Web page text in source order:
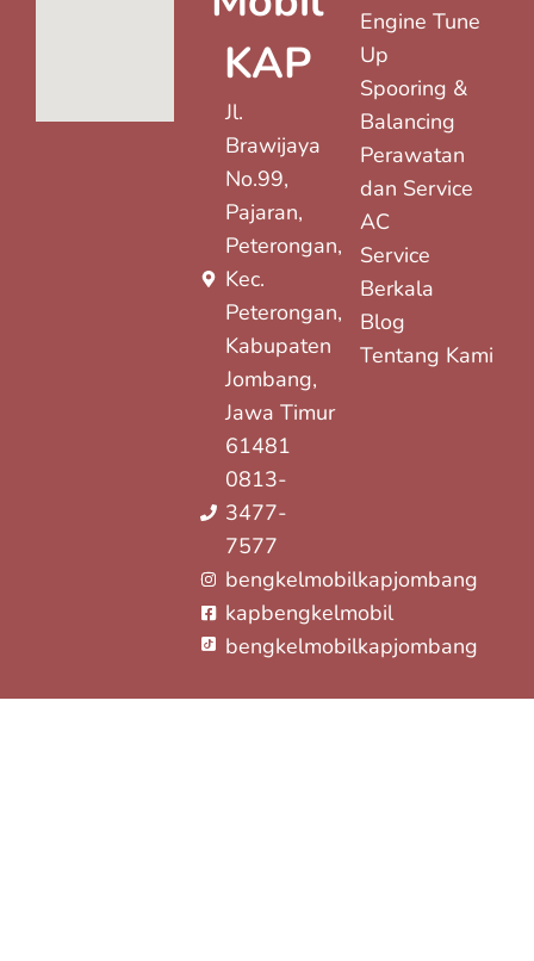
KAP
Jl.
Brawijaya
No.99,
Pajaran,
Peterongan,
Kec.
Peterongan,
Kabupaten
Jombang,
Jawa Timur
61481
0813-
3477-
7577
bengkelmobilkapjombang
kapbengkelmobil
bengkelmobilkapjombang
Engine Tune
Up
Spooring &
Balancing
Perawatan
dan Service
AC
Service
Berkala
Blog
Tentang Kami